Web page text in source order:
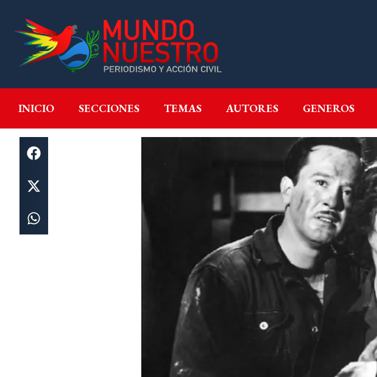
INICIO SECCIONES TEMAS AUTORES GENEROS
INICIO SECCIONES